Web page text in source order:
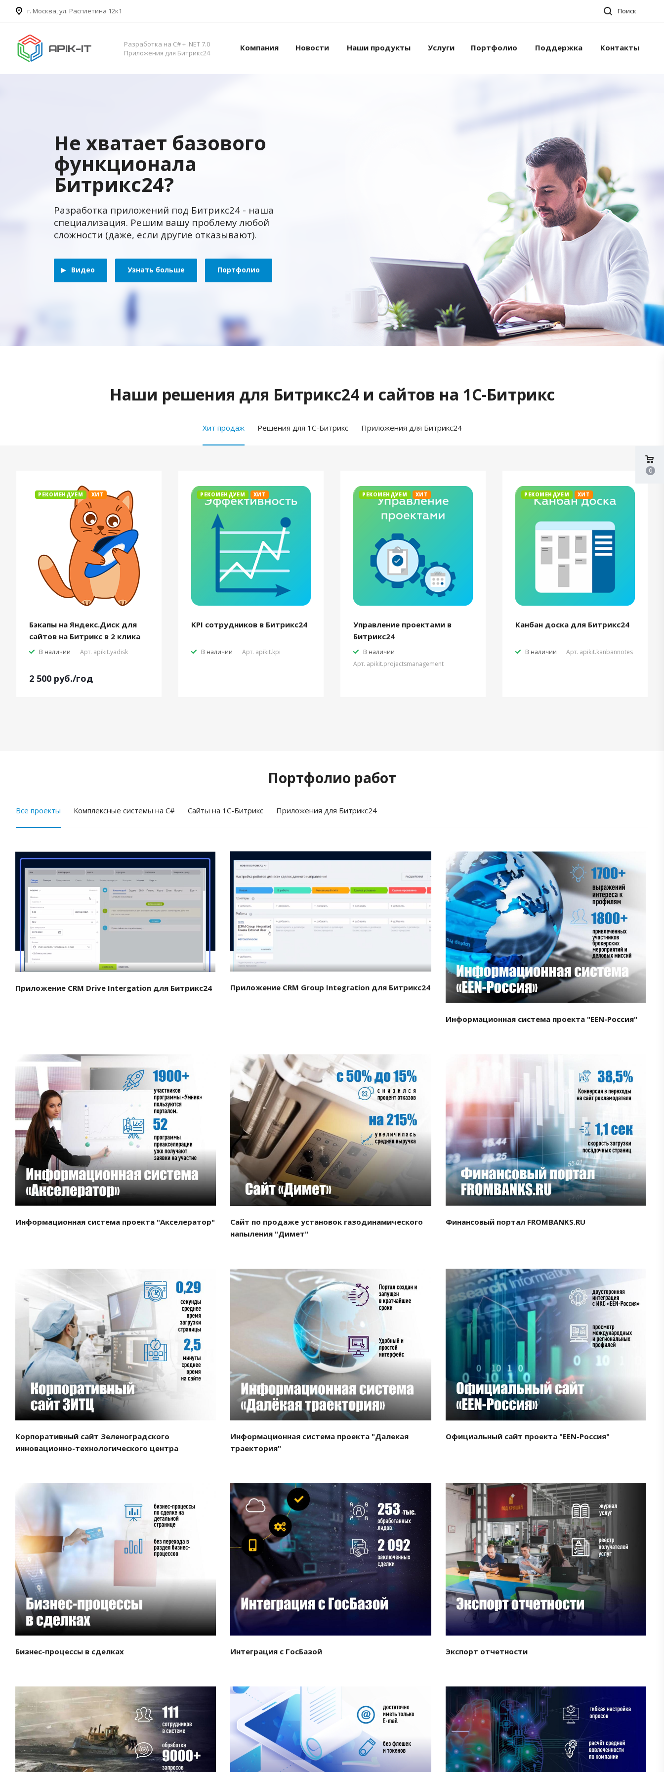
​г. Москва, ул. Расплетина 12к1 Поиск
Разработка на C# + .NET 7.0
Приложения для Битрикс24
Компания Новости Наши продукты Услуги Портфолио Поддержка Контакты
Не хватает базового
функционала
Битрикс24?
Разработка приложений под Битрикс24 - наша
специализация. Решим вашу проблему любой
сложности (даже, если другие отказывают).
Видео Узнать больше Портфолио
Наши решения для Битрикс24 и сайтов на 1С-Битрикс
Хит продаж Решения для 1С-Битрикс Приложения для Битрикс24
РЕКОМЕНДУЕМ ХИТ
Бэкапы на Яндекс.Диск для
сайтов на Битрикс в 2 клика
В наличии Арт. apikit.yadisk
2 500 руб./год
РЕКОМЕНДУЕМ ХИТ
KPI сотрудников в Битрикс24
В наличии Арт. apikit.kpi
РЕКОМЕНДУЕМ ХИТ
Управление проектами в
Битрикс24
В наличии
Арт. apikit.projectsmanagement
РЕКОМЕНДУЕМ ХИТ
Канбан доска для Битрикс24
В наличии Арт. apikit.kanbannotes
Портфолио работ
Все проекты Комплексные системы на C# Cайты на 1С-Битрикс Приложения для Битрикс24
Смотреть проект
Приложение CRM Drive Intergation для Битрикс24 Приложение CRM Group Integration для Битрикс24
Смотреть проект
Информационная система проекта "EEN-Россия"
Смотреть проект
Информационная система проекта "Акселератор"
Смотреть проект
Сайт по продаже установок газодинамического
напыления "Димет"
Смотреть проект
Финансовый портал FROMBANKS.RU
Смотреть проект
Корпоративный сайт Зеленоградского
инновационно-технологического центра
Смотреть проект
Информационная система проекта "Далекая
траектория"
Смотреть проект
Официальный сайт проекта "EEN-Россия"
Бизнес-процессы в сделках
Смотреть проект
Интеграция с ГосБазой
Смотреть проект
Экспорт отчетности
Смотреть проект Смотреть проект Смотреть проект
0